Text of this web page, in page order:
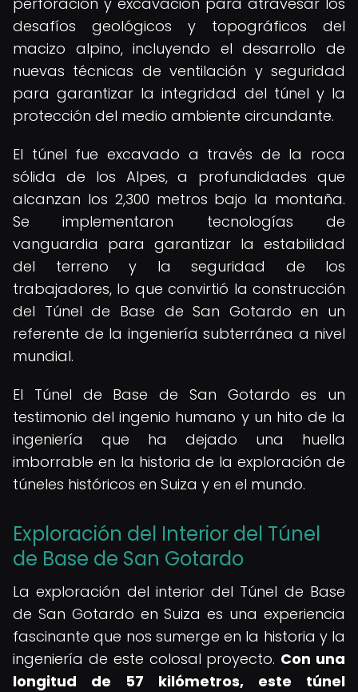
desafíos geológicos y topográficos del
macizo alpino, incluyendo el desarrollo de
nuevas técnicas de ventilación y seguridad
para garantizar la integridad del túnel y la
protección del medio ambiente circundante.
El túnel fue excavado a través de la roca
sólida de los Alpes, a profundidades que
alcanzan los 2,300 metros bajo la montaña.
Se implementaron tecnologías de
vanguardia para garantizar la estabilidad
del terreno y la seguridad de los
trabajadores, lo que convirtió la construcción
del Túnel de Base de San Gotardo en un
referente de la ingeniería subterránea a nivel
mundial.
El Túnel de Base de San Gotardo es un
testimonio del ingenio humano y un hito de la
ingeniería que ha dejado una huella
imborrable en la historia de la exploración de
túneles históricos en Suiza y en el mundo.
Exploración del Interior del Túnel
de Base de San Gotardo
La exploración del interior del Túnel de Base
de San Gotardo en Suiza es una experiencia
fascinante que nos sumerge en la historia y la
ingeniería de este colosal proyecto. Con una
longitud de 57 kilómetros, este túnel